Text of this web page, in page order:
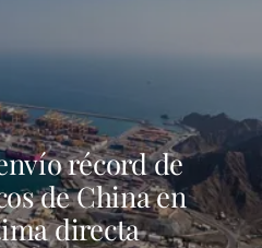
récord de
de China en
directa